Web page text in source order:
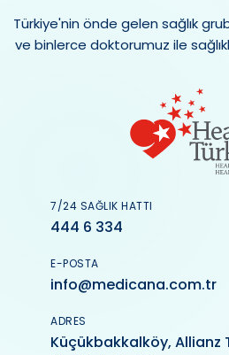
Türkiye'nin önde gelen sağlık
ve binlerce doktorumuz ile
7/24 SAĞLIK HATTI
444 6 334
E-POSTA
info@medicana.com.tr
ADRES
Küçükbakkalköy, Allianz